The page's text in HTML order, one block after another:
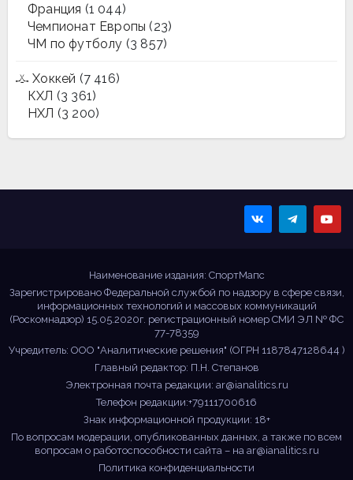
Франция (1 044)
Чемпионат Европы (23)
ЧМ по футболу (3 857)
Хоккей (7 416)
КХЛ (3 361)
НХЛ (3 200)
Наименование издания: СпортМапс
Зарегистрировано Федеральной службой по надзору в сфере связи,
информационных технологий и массовых коммуникаций
(Роскомнадзор) 15.05.2020г. регистрационный номер СМИ ЭЛ № ФС
77-78359
Учредитель: ООО "Аналитические решения" (ОГРН 1187847128644 )
Главный редактор: П.Н. Степанов
Электронная почта редакции: ar@ianalitics.ru
Телефон редакции:+79111700616
Знак информационной продукции: 18+
По вопросам модерации, опубликованных данных, а также по всем
вопросам о работоспособности сайта – на ar@ianalitics.ru
Политика конфиденциальности